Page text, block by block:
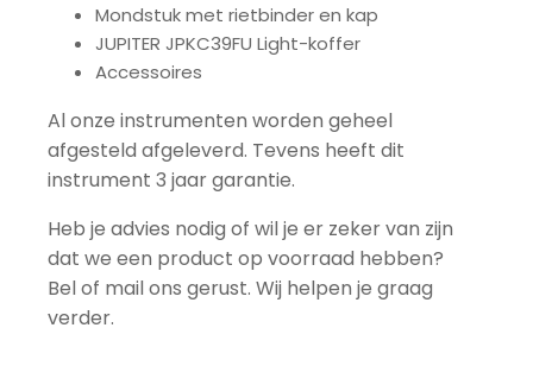
Mondstuk met rietbinder en kap
JUPITER JPKC39FU Light-koffer
Accessoires
Al onze instrumenten worden geheel
afgesteld afgeleverd. Tevens heeft dit
instrument 3 jaar garantie.
Heb je advies nodig of wil je er zeker van zijn
dat we een product op voorraad hebben?
Bel of mail ons gerust. Wij helpen je graag
verder.